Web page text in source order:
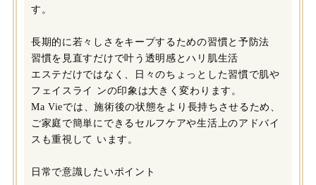
す。
長期的に若々しさをキープするための習慣と予防法
習慣を見直すだけで叶う透明感とハリ肌生活
エステだけではなく、日々のちょっとした習慣で肌や
フェイスライ ンの印象は大きく変わります。
Ma Vieでは、施術後の状態をより長持ちさせるため、
ご家庭で簡単にできるセルフケアや生活上のアドバイ
スも重視して います。
日常で意識したいポイント